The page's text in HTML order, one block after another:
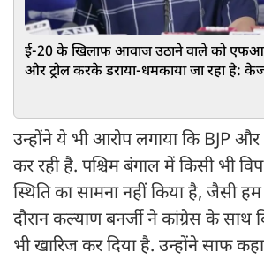
ई-20 के खिलाफ आवाज उठाने वाले को
और ट्रोल करके डराया-धमकाया जा रहा है:
उन्होंने ये भी आरोप लगाया कि BJP
कर रही है. पश्चिम बंगाल में किसी भी
स्थिति का सामना नहीं किया है, जैसी
दौरान कल्याण बनर्जी ने कांग्रेस के साथ
भी खारिज कर दिया है. उन्होंने साफ